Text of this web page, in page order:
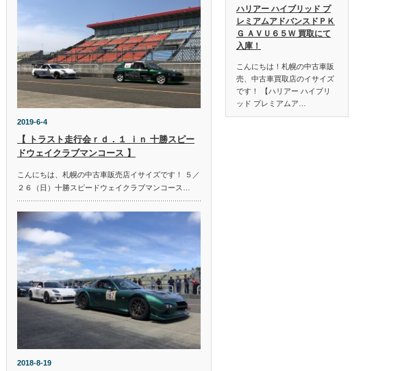
2019-6-4
【 トラスト走行会ｒｄ．１ ｉｎ 十勝スピー
ドウェイクラブマンコース 】
こんにちは、札幌の中古車販売店イサイズです！ ５／
２６（日）十勝スピードウェイクラブマンコース…
2018-8-19
ハリアー ハイブリッド プ
レミアムアドバンスドＰＫ
Ｇ ＡＶＵ６５Ｗ 買取にて
入庫！
こんにちは！札幌の中古車販
売、中古車買取店のイサイズ
です！ 【ハリアー ハイブリ
ッド プレミアムア…